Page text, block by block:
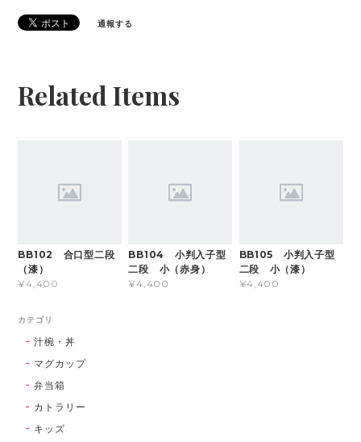
通報する
Related Items
BB102 合口型二段
（漆）
¥4,400
BB104 小判入子型
二段 小（赤身）
¥4,400
BB105 小判入子型
二段 小（漆）
¥4,400
カテゴリ
汁椀・丼
マグカップ
弁当箱
カトラリー
キッズ